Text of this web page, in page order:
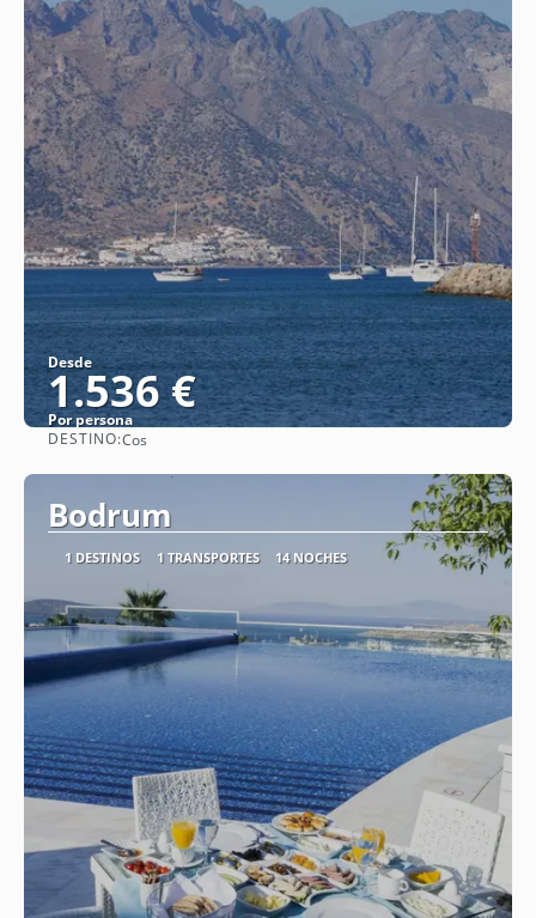
Desde
1.536 €
Por persona
DESTINO:Cos
Bodrum
1 DESTINOS 1 TRANSPORTES 14 NOCHES